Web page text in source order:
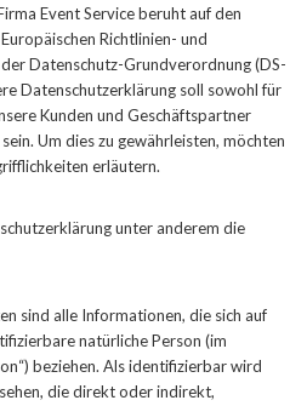
Event Service beruht auf den
Richtlinien- und
Datenschutz-Grundverordnung (DS-
Datenschutzerklärung soll sowohl für
Kunden und Geschäftspartner
Um dies zu gewährleisten, möchten
erläutern.
unter anderem die
sind alle Informationen, die sich auf
natürliche Person (im
beziehen. Als identifizierbar wird
die direkt oder indirekt,